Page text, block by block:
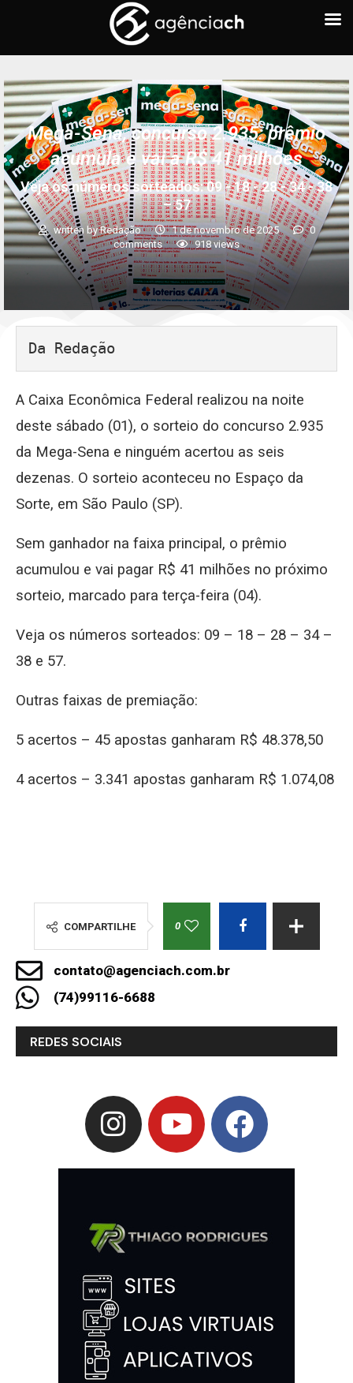
Mega-Sena, concurso 2.935: prêmio
acumula e vai a R$ 41 milhões
Veja os números sorteados: 09 - 18 - 28 - 34 - 38
– 57
written byRedação 1 de novembro de 2025
0
comments
918 views
Da Redação
A Caixa Econômica Federal realizou na noite
deste sábado (01), o sorteio do concurso 2.935
da Mega-Sena e ninguém acertou as seis
dezenas. O sorteio aconteceu no Espaço da
Sorte, em São Paulo (SP).
Sem ganhador na faixa principal, o prêmio
acumulou e vai pagar R$ 41 milhões no próximo
sorteio, marcado para terça-feira (04).
Veja os números sorteados: 09 – 18 – 28 – 34 –
38 e 57.
Outras faixas de premiação:
5 acertos – 45 apostas ganharam R$ 48.378,50
4 acertos – 3.341 apostas ganharam R$ 1.074,08
COMPARTILHE 0
contato@agenciach.com.br
(74)99116-6688
REDES SOCIAIS